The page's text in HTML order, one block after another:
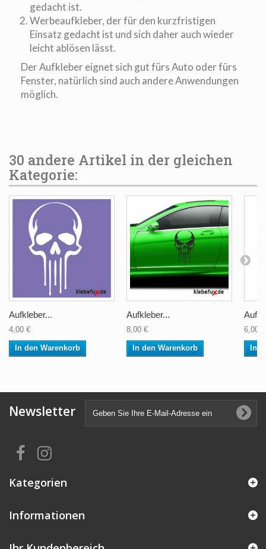
gedacht ist.
Werbeaufkleber, der für den kurzfristigen
Einsatz gedacht ist und sich daher auch wieder
leicht ablösen lässt.
Der Aufkleber eignet sich gut fürs Auto oder fürs
Fenster, natürlich sind auch andere Anwendungen
möglich.
30 andere Artikel in der gleichen
Kategorie:
Aufkleber...
4,00 €
In den Warenkorb
Aufkleber...
8,00 €
In den Warenkorb
6,00 €
In
Newsletter
Kategorien
Informationen